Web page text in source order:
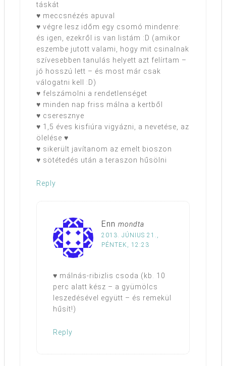
táskát
♥ meccsnézés apuval
♥ végre lesz időm egy csomó mindenre:
és igen, ezekről is van listám :D (amikor
eszembe jutott valami, hogy mit csinalnak
szívesebben tanulás helyett azt felírtam –
jó hosszú lett – és most már csak
válogatni kell :D)
♥ felszámolni a rendetlenséget
♥ minden nap friss málna a kertből
♥ cseresznye
♥ 1,5 éves kisfiúra vigyázni, a nevetése, az
ölelése ♥
♥ sikerült javítanom az emelt bioszon
♥ sötétedés után a teraszon hűsölni
Reply
Enn mondta
2013. JÚNIUS 21.,
PÉNTEK, 12:23
♥ málnás-ribizlis csoda (kb. 10
perc alatt kész – a gyümölcs
leszedésével együtt – és remekül
hűsít!)
Reply